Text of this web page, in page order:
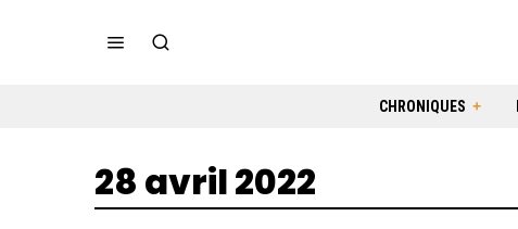
CHRONIQUES
28 avril 2022